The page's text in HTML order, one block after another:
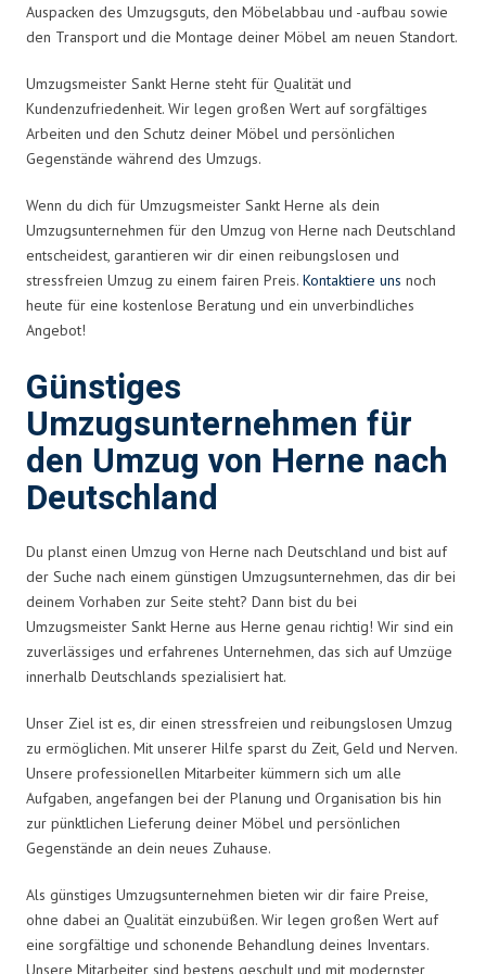
Auspacken des Umzugsguts, den Möbelabbau und -aufbau sowie
den Transport und die Montage deiner Möbel am neuen Standort.
Umzugsmeister Sankt Herne steht für Qualität und
Kundenzufriedenheit. Wir legen großen Wert auf sorgfältiges
Arbeiten und den Schutz deiner Möbel und persönlichen
Gegenstände während des Umzugs.
Wenn du dich für Umzugsmeister Sankt Herne als dein
Umzugsunternehmen für den Umzug von Herne nach Deutschland
entscheidest, garantieren wir dir einen reibungslosen und
stressfreien Umzug zu einem fairen Preis. Kontaktiere uns noch
heute für eine kostenlose Beratung und ein unverbindliches
Angebot!
Günstiges
Umzugsunternehmen für
den Umzug von Herne nach
Deutschland
Du planst einen Umzug von Herne nach Deutschland und bist auf
der Suche nach einem günstigen Umzugsunternehmen, das dir bei
deinem Vorhaben zur Seite steht? Dann bist du bei
Umzugsmeister Sankt Herne aus Herne genau richtig! Wir sind ein
zuverlässiges und erfahrenes Unternehmen, das sich auf Umzüge
innerhalb Deutschlands spezialisiert hat.
Unser Ziel ist es, dir einen stressfreien und reibungslosen Umzug
zu ermöglichen. Mit unserer Hilfe sparst du Zeit, Geld und Nerven.
Unsere professionellen Mitarbeiter kümmern sich um alle
Aufgaben, angefangen bei der Planung und Organisation bis hin
zur pünktlichen Lieferung deiner Möbel und persönlichen
Gegenstände an dein neues Zuhause.
Als günstiges Umzugsunternehmen bieten wir dir faire Preise,
ohne dabei an Qualität einzubüßen. Wir legen großen Wert auf
eine sorgfältige und schonende Behandlung deines Inventars.
Unsere Mitarbeiter sind bestens geschult und mit modernster